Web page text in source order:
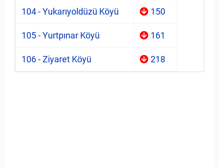
104 - Yukarıyoldüzü Köyü 150
105 - Yurtpınar Köyü 161
106 - Ziyaret Köyü 218